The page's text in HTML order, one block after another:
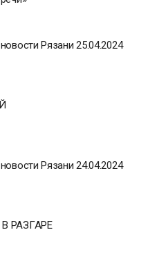
Рязани 25.04.2024
Рязани 24.04.2024
РАЗГАРЕ